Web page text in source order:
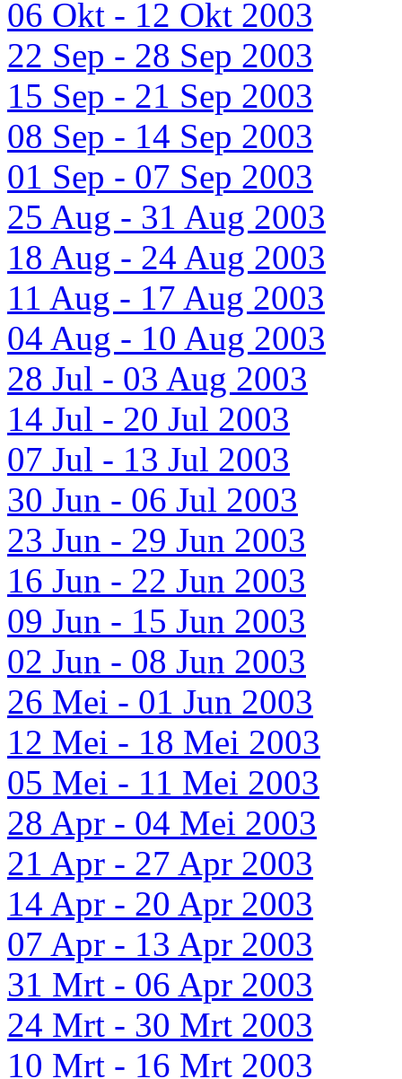
06 Okt - 12 Okt 2003
22 Sep - 28 Sep 2003
15 Sep - 21 Sep 2003
08 Sep - 14 Sep 2003
01 Sep - 07 Sep 2003
25 Aug - 31 Aug 2003
18 Aug - 24 Aug 2003
11 Aug - 17 Aug 2003
04 Aug - 10 Aug 2003
28 Jul - 03 Aug 2003
14 Jul - 20 Jul 2003
07 Jul - 13 Jul 2003
30 Jun - 06 Jul 2003
23 Jun - 29 Jun 2003
16 Jun - 22 Jun 2003
09 Jun - 15 Jun 2003
02 Jun - 08 Jun 2003
26 Mei - 01 Jun 2003
12 Mei - 18 Mei 2003
05 Mei - 11 Mei 2003
28 Apr - 04 Mei 2003
21 Apr - 27 Apr 2003
14 Apr - 20 Apr 2003
07 Apr - 13 Apr 2003
31 Mrt - 06 Apr 2003
24 Mrt - 30 Mrt 2003
10 Mrt - 16 Mrt 2003